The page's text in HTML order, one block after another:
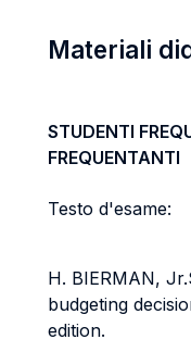
Materiali
STUDENTI
FREQUENTANTI
Testo d'esame:
H. BIERMAN,
budgeting
edition.